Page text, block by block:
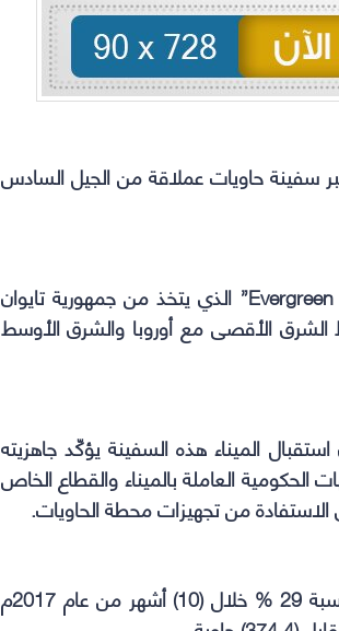
سفينة حاويات عملاقة من الجيل السادس
وتتبع السفينة سادس أكبر خط ملاحي لنقل الحاويات في العالم “Evergreen line” الذي يتخذ من جمهورية تايوان
حول العالم تربط الشرق الأقصى مع أوروبا والشرق الأوسط
الميناء هذه السفينة يؤكّد جاهزيته
الحكومية العاملة بالميناء والقطاع الخاص
من تجهيزات محطة الحاويات.
وأشار “العامر” إلى أن الميناء حقّق زيادة في أعداد الحاويات المناولة بنسبة 29 % خلال (10) أشهر من عام 2017م
in
new
window)
in
new
window)
in
new
window)
in
new
window)